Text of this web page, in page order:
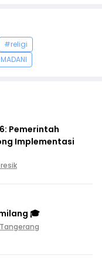
#religi
Pemerintah
Implementasi
🎓